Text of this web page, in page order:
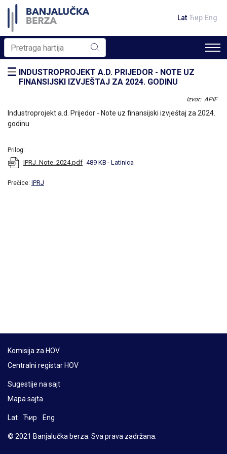
Lat Ћир Eng
INDUSTROPROJEKT A.D. PRIJEDOR - NOTE UZ
FINANSIJSKI IZVJEŠTAJ ZA 2024. GODINU
Izvor: APIF
Industroprojekt a.d. Prijedor - Note uz finansijski izvještaj za 2024.
godinu
Prilog:
IPRJ_Note_2024.pdf 489 KB - Latinica
Prečice: IPRJ
Komisija za HOV
Centralni registar HOV
Sugestije na sajt
Mapa sajta
Lat Ћир Eng
© 2021 Banjalučka berza. Sva prava zadržana.